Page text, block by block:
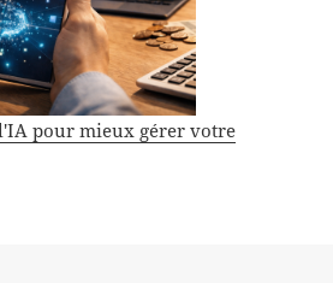
pour mieux gérer votre